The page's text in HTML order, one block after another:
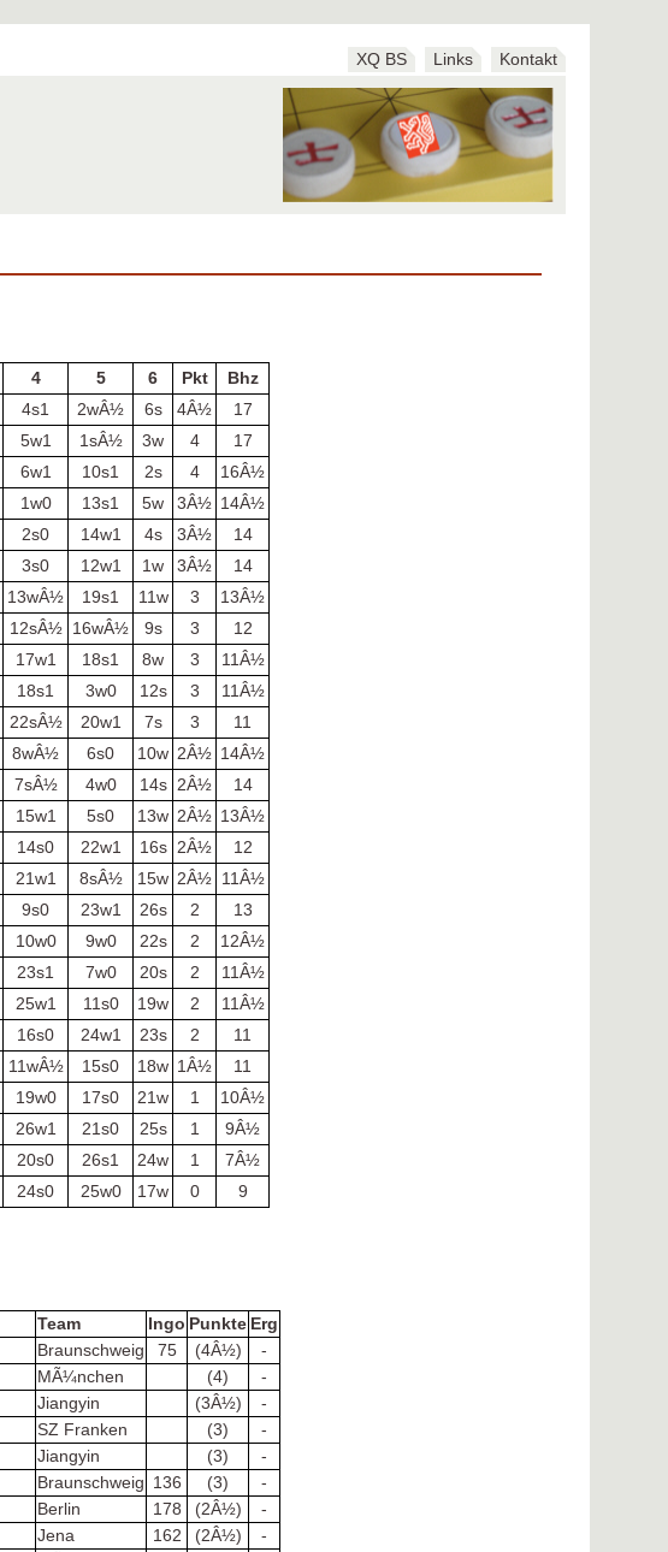
XQ BS Links Kontakt
4 5 6 Pkt
Bhz
4s1 2wÂ½ 6s 4Â½
17
5w1 1sÂ½ 3w 4
17
6w1 10s1 2s 4
16Â½
1w0 13s1 5w 3Â½ 14Â½
2s0 14w1 4s 3Â½
14
3s0 12w1 1w 3Â½
14
13wÂ½ 19s1 11w 3
13Â½
12sÂ½ 16wÂ½ 9s 3
12
17w1 18s1 8w 3
11Â½
18s1 3w0 12s 3
11Â½
22sÂ½ 20w1 7s 3
11
8wÂ½ 6s0 10w 2Â½ 14Â½
7sÂ½ 4w0 14s 2Â½
14
15w1 5s0 13w 2Â½ 13Â½
14s0 22w1 16s 2Â½
12
21w1 8sÂ½ 15w 2Â½ 11Â½
9s0 23w1 26s 2
13
10w0 9w0 22s 2
12Â½
23s1 7w0 20s 2
11Â½
25w1 11s0 19w 2
11Â½
16s0 24w1 23s 2
11
11wÂ½ 15s0 18w 1Â½
11
19w0 17s0 21w 1
10Â½
26w1 21s0 25s 1
9Â½
20s0 26s1 24w 1
7Â½
24s0 25w0 17w 0 9
Team Ingo Punkte Erg
Braunschweig 75 (4Â½)
-
MÃ¼nchen (4)
-
Jiangyin (3Â½)
-
SZ Franken (3)
-
Jiangyin (3)
-
Braunschweig 136 (3)
-
Berlin 178 (2Â½)
-
Jena 162 (2Â½)
-